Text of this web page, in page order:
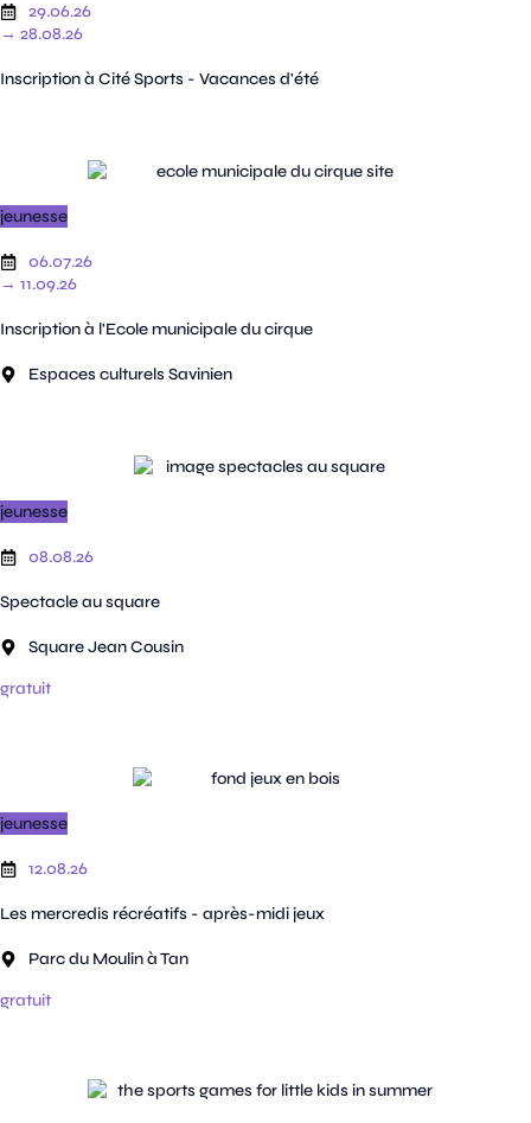
29.06.26
→ 28.08.26
Inscription à Cité Sports - Vacances d'été
jeunesse
06.07.26
→ 11.09.26
Inscription à l'Ecole municipale du cirque
Espaces culturels Savinien
jeunesse
08.08.26
Spectacle au square
Square Jean Cousin
gratuit
jeunesse
12.08.26
Les mercredis récréatifs - après-midi jeux
Parc du Moulin à Tan
gratuit